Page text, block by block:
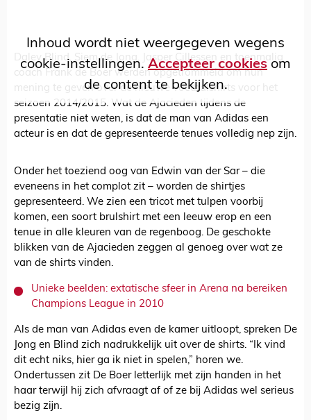
Inhoud wordt niet weergegeven wegens
cookie-instellingen. Accepteer cookiesom
de content te bekijken.
Daley Blind, Siem de Jong, Jasper Cillessen en toenmalig
coach Frank de Boer werden opgetrommeld om hun
mening te geven over de nieuwe voetbalshirts voor het
seizoen 2014/2015. Wat de Ajacieden tijdens de
presentatie niet weten, is dat de man van Adidas een
acteur is en dat de gepresenteerde tenues volledig nep zijn.
Onder het toeziend oog van Edwin van der Sar – die
eveneens in het complot zit – worden de shirtjes
gepresenteerd. We zien een tricot met tulpen voorbij
komen, een soort brulshirt met een leeuw erop en een
tenue in alle kleuren van de regenboog. De geschokte
blikken van de Ajacieden zeggen al genoeg over wat ze
van de shirts vinden.
Unieke beelden: extatische sfeer in Arena na bereiken
Champions League in 2010
Als de man van Adidas even de kamer uitloopt, spreken De
Jong en Blind zich nadrukkelijk uit over de shirts. “Ik vind
dit echt niks, hier ga ik niet in spelen,” horen we.
Ondertussen zit De Boer letterlijk met zijn handen in het
haar terwijl hij zich afvraagt af of ze bij Adidas wel serieus
bezig zijn.